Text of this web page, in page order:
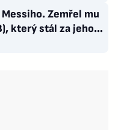
Zemřel mu
který stál za jeho